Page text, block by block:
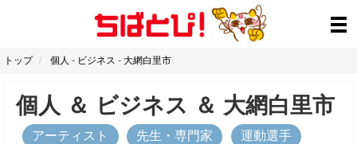
トップ 個人 - ビジネス - 大網白里市
個人 ＆ ビジネス ＆ 大網白里市
アーティスト 先生・専門家 運動選手